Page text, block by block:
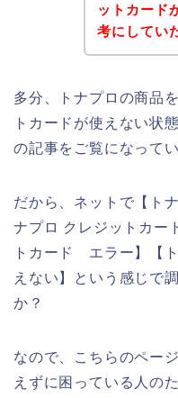
ットカード
考にしてい
多分、トナプロの商品
トカードが使えない状
の記事をご覧になって
だから、ネットで【ト
ナプロ クレジットカ
トカード エラー】【
えない】という感じで
か？
なので、こちらのペー
えずに困っている人の